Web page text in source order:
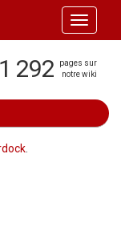
Toggle
1 292
pages sur
notre wiki
.